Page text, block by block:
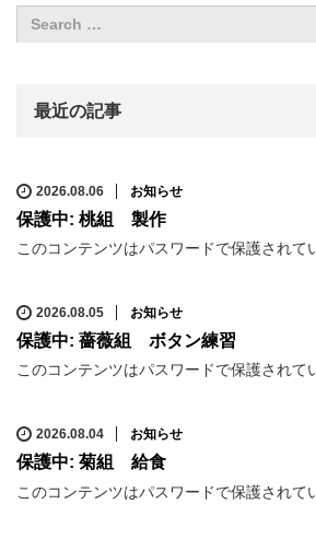
最近の記事
2026.08.06 お知らせ
保護中: 桃組 製作
このコンテンツはパスワードで保護されて
2026.08.05 お知らせ
保護中: 薔薇組 ボタン練習
このコンテンツはパスワードで保護され
2026.08.04 お知らせ
保護中: 菊組 給食
このコンテンツはパスワードで保護されて